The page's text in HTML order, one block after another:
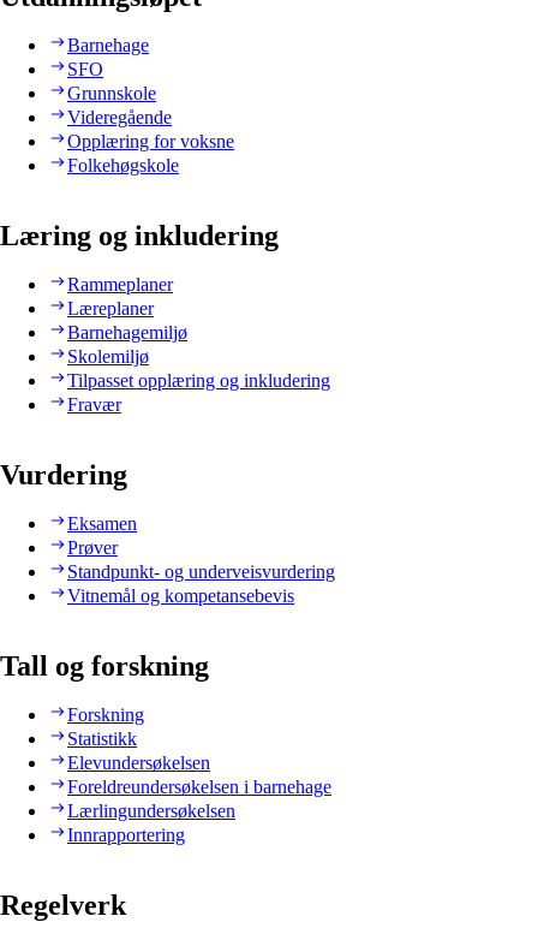
Barnehage
SFO
Grunnskole
Videregående
Opplæring for voksne
Folkehøgskole
Læring og inkludering
Rammeplaner
Læreplaner
Barnehagemiljø
Skolemiljø
Tilpasset opplæring og inkludering
Fravær
Vurdering
Eksamen
Prøver
Standpunkt- og underveisvurdering
Vitnemål og kompetansebevis
Tall og forskning
Forskning
Statistikk
Elevundersøkelsen
Foreldreundersøkelsen i barnehage
Lærlingundersøkelsen
Innrapportering
Regelverk